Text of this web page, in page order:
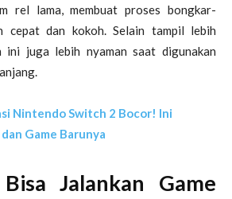
rel lama, membuat proses bongkar-
cepat dan kokoh. Selain tampil lebih
ini juga lebih nyaman saat digunakan
Nintendo Switch 2 Bocor! Ini
Game Barunya
Jalankan Game